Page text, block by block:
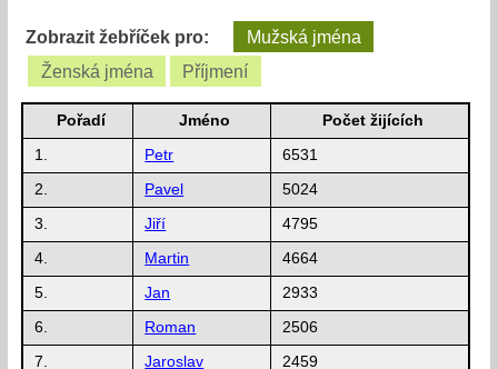
Zobrazit žebříček pro:
Mužská jména
Ženská jména
Příjmení
Pořadí Jméno Počet žijících
1. Petr 6531
2. Pavel 5024
3. Jiří 4795
4. Martin 4664
5. Jan 2933
6. Roman 2506
7. Jaroslav 2459